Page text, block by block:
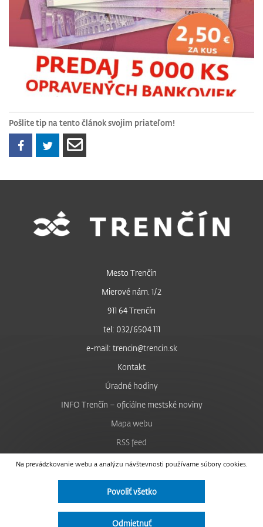
Pošlite tip na tento článok svojim priateľom!
Na prevádzkovanie webu a analýzu návštevnosti používame súbory cookies.
Povoliť všetko
Odmietnuť
Mesto Trenčín
Mierové nám. 1/2
911 64 Trenčín
tel: 032/6504 111
e-mail: trencin@trencin.sk
Kontakt
Úradné hodiny
INFO Trenčín – oficiálne mestské noviny
Mapa webu
RSS feed
Nastavenie cookies
Facebook
Instagram